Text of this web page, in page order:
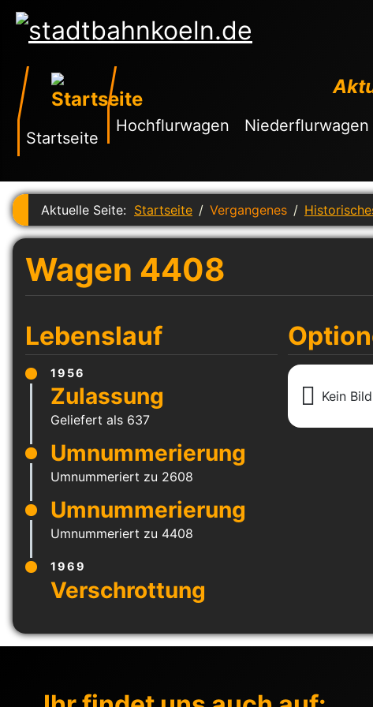
Startseite
Hochflurwagen Niederflurwagen
Aktuelle Seite: Startseite Vergangenes
Wagen 4408
Lebenslauf
1956
Geliefert als 637
Umnummeriert zu 2608
Umnummeriert zu 4408
1969
Kein